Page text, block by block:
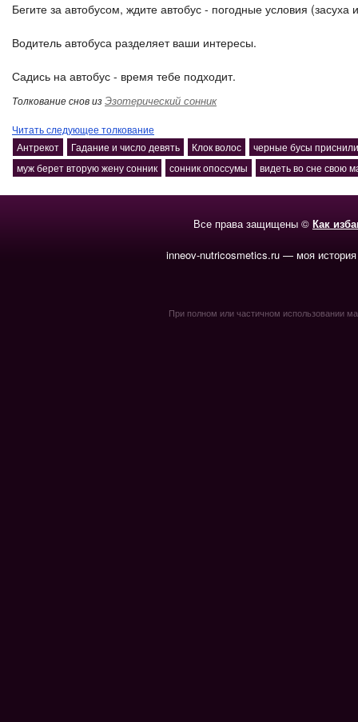
Бегите за автобусом, ждите автобус - погодные условия (засуха
Водитель автобуса разделяет ваши интересы.
Садись на автобус - время тебе подходит.
Толкование снов изЭзотерический сонник
Читать следующее толкование
Антрекот
Гадание и число девять Клок волос
черные бусы
муж берет вторую жену сонник
сонник опоссумы видеть во сне свою
Все права защищены © Как
inneov-nutricosmetics.ru — моя
При полном или частичном использовании